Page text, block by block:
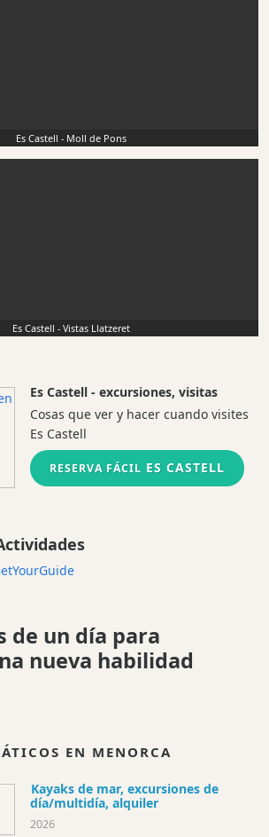
Es Castell - Moll de Pons
Es Castell - Vistas Llatzeret
Es Castell - excursiones, visitas
Cosas que ver y hacer cuando visites
Es Castell
RESERVA FÁCIL ES CASTELL
de un día para
nueva habilidad
EN MENORCA
Kayaks de mar, excursiones de
día/multidía, alquiler
2026